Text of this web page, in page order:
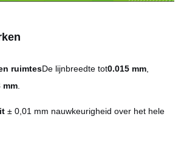
ruimtesDe lijnbreedte tot0.015 mm
mm
️ ± 0,01 mm nauwkeurigheid over het hele